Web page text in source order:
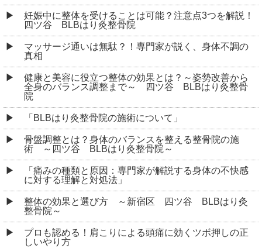
妊娠中に整体を受けることは可能？注意点3つを解説！
四ツ谷 BLBはり灸整骨院
マッサージ通いは無駄？！専門家が説く、身体不調の
真相
健康と美容に役立つ整体の効果とは？～姿勢改善から
全身のバランス調整まで～ 四ツ谷 BLBはり灸整骨
院
「BLBはり灸整骨院の施術について」
骨盤調整とは？身体のバランスを整える整骨院の施
術 ～四ツ谷 BLBはり灸整骨院～
「痛みの種類と原因：専門家が解説する身体の不快感
に対する理解と対処法」
整体の効果と選び方 ～新宿区 四ツ谷 BLBはり灸
整骨院～
プロも認める！肩こりによる頭痛に効くツボ押しの正
しいやり方